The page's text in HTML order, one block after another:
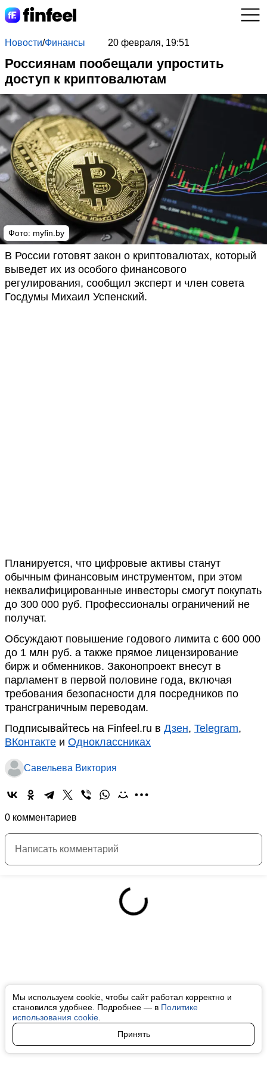
Мы используем cookie, чтобы сайт работал корректно и
становился удобнее. Подробнее — в Политике
использования cookie
Принять
Новости/Финансы 20 февраля, 19:51
Россиянам пообещали упростить
доступ к криптовалютам
Фото: myfin.by
В России готовят закон о криптовалютах, который
выведет их из особого финансового
регулирования, сообщил эксперт и член совета
Госдумы Михаил Успенский.
Планируется, что цифровые активы станут
обычным финансовым инструментом, при этом
неквалифицированные инвесторы смогут покупать
до 300 000 руб. Профессионалы ограничений не
получат.
Обсуждают повышение годового лимита с 600 000
до 1 млн руб. а также прямое лицензирование
бирж и обменников. Законопроект внесут в
парламент в первой половине года, включая
требования безопасности для посредников по
трансграничным переводам.
Подписывайтесь на Finfeel.ru в Дзен, Telegram,
ВКонтакте и Одноклассниках
Савельева Виктория
0 комментариев